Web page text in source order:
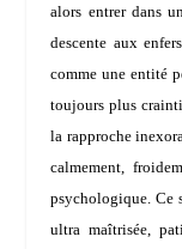
alors entrer dans
descente aux
comme une entité
toujours plus
la rapproche
calmement,
psychologique. Ce
ultra maîtrisée,